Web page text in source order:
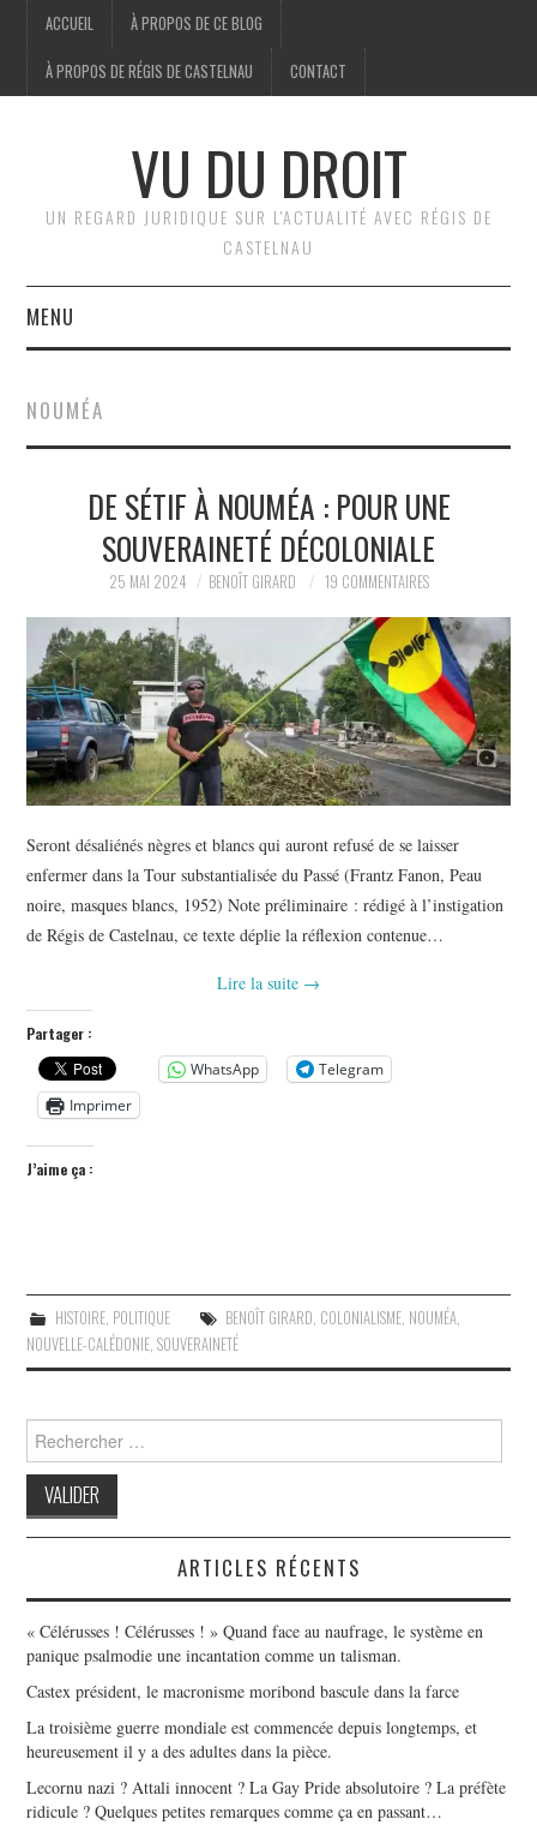
ACCUEIL À PROPOS DE CE BLOG
À PROPOS DE RÉGIS DE CASTELNAU CONTACT
VU DU DROIT
UN REGARD JURIDIQUE SUR L'ACTUALITÉ AVEC RÉGIS DE
CASTELNAU
MENU
BRÈVES
JURIDIQUE
POLITIQUE
HISTOIRE
CULTURE
SPORT
NOUMÉA
DE SÉTIF À NOUMÉA : POUR UNE
SOUVERAINETÉ DÉCOLONIALE
25 MAI 2024 BENOÎT GIRARD 19 COMMENTAIRES
Seront désaliénés nègres et blancs qui auront refusé de se laisser
enfermer dans la Tour substantialisée du Passé (Frantz Fanon, Peau
noire, masques blancs, 1952) Note préliminaire : rédigé à l’instigation
de Régis de Castelnau, ce texte déplie la réflexion contenue…
Lire la suite →
Partager :
WhatsApp
Telegram
Imprimer
J’aime ça :
HISTOIRE, POLITIQUE BENOÎT GIRARD, COLONIALISME, NOUMÉA,
NOUVELLE-CALÉDONIE,SOUVERAINETÉ
Search
for:
ARTICLES RÉCENTS
« Célérusses ! Célérusses ! » Quand face au naufrage, le système en
panique psalmodie une incantation comme un talisman.
Castex président, le macronisme moribond bascule dans la farce
La troisième guerre mondiale est commencée depuis longtemps, et
heureusement il y a des adultes dans la pièce.
Lecornu nazi ? Attali innocent ? La Gay Pride absolutoire ? La préfète
ridicule ? Quelques petites remarques comme ça en passant…